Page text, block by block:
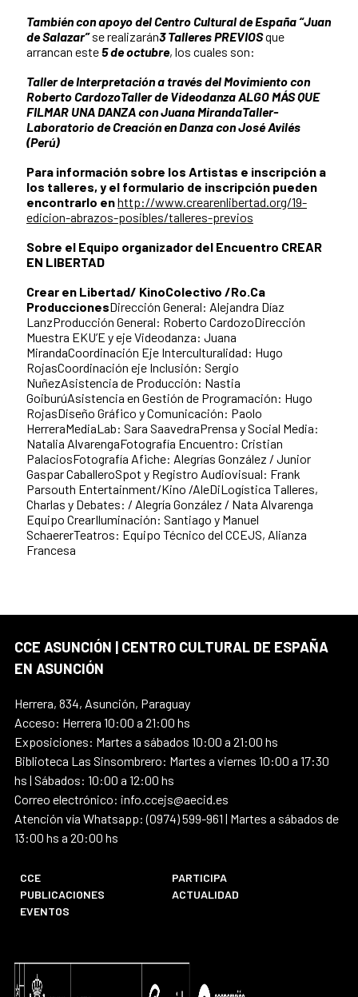
También con apoyo del Centro Cultural de España “Juan
de Salazar” se realizarán3 Talleres PREVIOSque
arrancan este5 de octubre, los cuales son:
Taller de Interpretación a través del Movimiento con
Roberto CardozoTaller de Videodanza ALGO MÁS QUE
FILMAR UNA DANZA con Juana MirandaTaller-
Laboratorio de Creación en Danza con José Avilés
(Perú)
Para información sobre los Artistas e inscripción a
los talleres, y el formulario de inscripción pueden
encontrarlo enhttp://www.crearenlibertad.org/19-
edicion-abrazos-posibles/talleres-previos
Sobre el Equipo organizador del Encuentro CREAR
EN LIBERTAD
Crear en Libertad/ KinoColectivo /Ro.Ca
ProduccionesDirección General: Alejandra Díaz
LanzProducción General: Roberto CardozoDirección
Muestra EKU’E y eje Videodanza: Juana
MirandaCoordinación Eje Interculturalidad: Hugo
RojasCoordinación eje Inclusión: Sergio
NuñezAsistencia de Producción: Nastia
GoiburúAsistencia en Gestión de Programación: Hugo
RojasDiseño Gráfico y Comunicación: Paolo
HerreraMediaLab: Sara SaavedraPrensa y Social Media:
Natalia AlvarengaFotografía Encuentro: Cristian
PalaciosFotografía Afiche: Alegrías González / Junior
Gaspar CaballeroSpot y Registro Audiovisual: Frank
Parsouth Entertainment/Kino /AleDiLogística Talleres,
Charlas y Debates: / Alegría González / Nata Alvarenga
Equipo CrearIluminación: Santiago y Manuel
SchaererTeatros: Equipo Técnico del CCEJS, Alianza
Francesa
CCE ASUNCIÓN | CENTRO CULTURAL DE ESPAÑA
EN ASUNCIÓN
Herrera, 834, Asunción, Paraguay
Acceso: Herrera 10:00 a 21:00 hs
Exposiciones: Martes a sábados 10:00 a 21:00 hs
Biblioteca Las Sinsombrero: Martes a viernes 10:00 a 17:30
hs | Sábados: 10:00 a 12:00 hs
Correo electrónico: info.ccejs@aecid.es
Atención vía Whatsapp: (0974) 599-961 | Martes a sábados de
13:00 hs a 20:00 hs
CCE
PARTICIPA
PUBLICACIONES
ACTUALIDAD
EVENTOS